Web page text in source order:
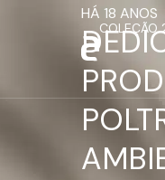
COLEÇÃO
HÁ 18 ANOS